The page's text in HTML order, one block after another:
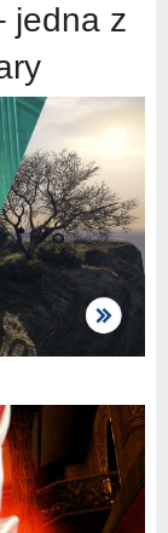
jedna z